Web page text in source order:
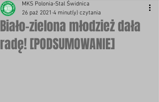
Biało-zielona młodzież dała
radę! [PODSUMOWANIE]
MKS Polonia-Stal Świdnica
26 paź 2021 4 minut(y) czytania